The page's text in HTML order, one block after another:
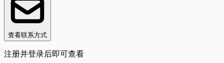
查看联系方式
注册并登录后即可查看